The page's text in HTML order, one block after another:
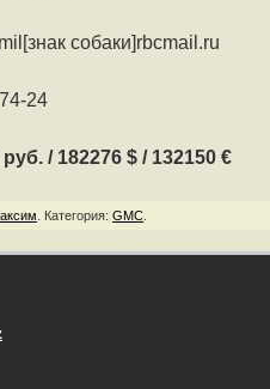
собаки]rbcmail.ru
24
/ 182276 $ / 132150 €
Категория: GMC